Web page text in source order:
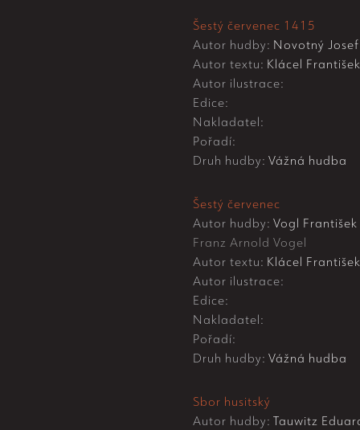
Šestý červenec 1415
Autor hudby: Novotný
Autor textu: Klácel
Autor ilustrace:
Edice:
Nakladatel:
Pořadí:
Druh hudby: Vážná hudba
Šestý červenec
Autor hudby: Vogl
Franz Arnold Vogel
Autor textu: Klácel
Autor ilustrace:
Edice:
Nakladatel:
Pořadí:
Druh hudby: Vážná hudba
Sbor husitský
Autor hudby: Tauwitz